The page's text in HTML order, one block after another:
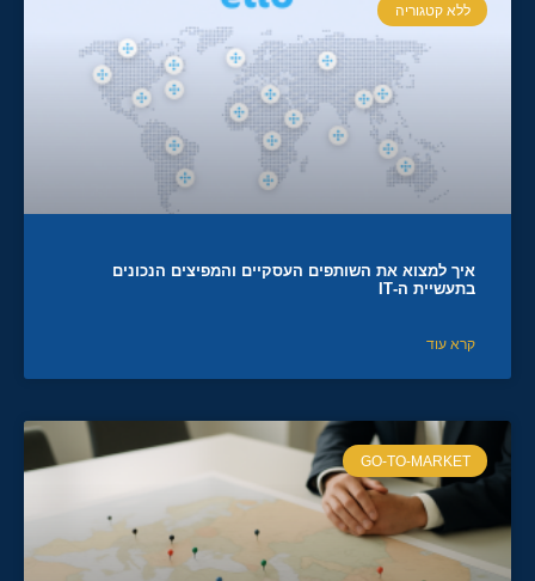
ללא קטגוריה
איך למצוא את השותפים העסקיים והמפיצים הנכונים
בתעשיית ה-IT
קרא עוד
GO-TO-MARKET